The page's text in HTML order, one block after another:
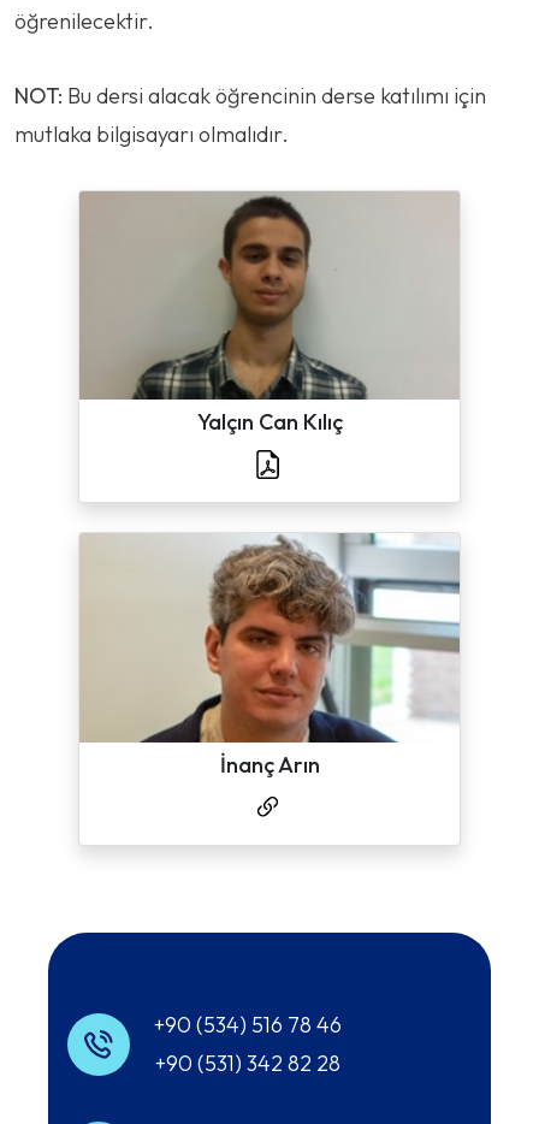
öğrenilecektir.
NOT: Bu dersi alacak öğrencinin derse katılımı için
mutlaka bilgisayarı olmalıdır.
Yalçın Can Kılıç
İnanç Arın
+90 (534) 516 78 46
+90 (531) 342 82 28